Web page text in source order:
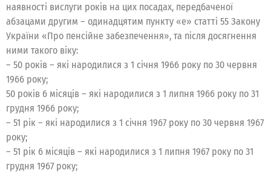
наявності вислуги років на цих посадах, передбаченої
абзацами другим – одинадцятим пункту «е» статті 55 Закону
України «Про пенсійне забезпечення», та після досягнення
ними такого віку:
– 50 років – які народилися з 1 січня 1966 року по 30 червня
1966 року;
50 років 6 місяців – які народилися з 1 липня 1966 року по 31
грудня 1966 року;
– 51 рік – які народилися з 1 січня 1967 року по 30 червня 1967
року;
– 51 рік 6 місяців – які народилися з 1 липня 1967 року по 31
грудня 1967 року;